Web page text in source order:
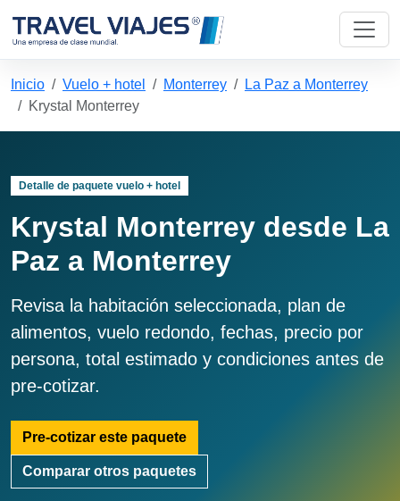
Inicio Vuelo + hotel Monterrey
La Paz a Monterrey
Krystal Monterrey
Detalle de paquete vuelo + hotel
Krystal Monterrey desde La
Paz a Monterrey
Revisa la habitación seleccionada, plan de
alimentos, vuelo redondo, fechas, precio por
persona, total estimado y condiciones antes de
pre-cotizar.
Pre-cotizar este paquete
Comparar otros paquetes